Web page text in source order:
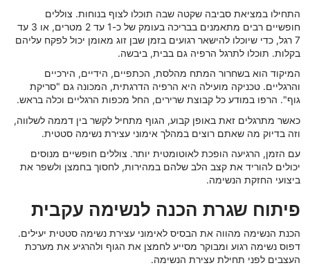
התחילו במציאת סביבה שקטה שבה תוכלו לצוף בנוחות. צוללים
חופשיים רבים מתאמנים בבריכה בעומק של כ-1 עד 2 מטרים, או 3 עד
7 רגל, כדי שיוכלו להישאר רגועים בזמן שבן זוג מאומן יכול לפקח עליהם
בקלות. תוכלו לתרגל הרפיה גם בבית, ביבשה.
המיקוד הוא בשחרור המתח מהלסת, הכתפיים, הידיים, הירכיים
והרגליים. טכניקה מועילה היא הרפיה הדרגתית, המכונה גם "סריקת
גוף". הרפו במודע כל קבוצת שרירים, החל מכפות הרגליים וכלה בראש.
כאשר מתרגלים זאת באופן קבוע, הגוף מתחיל לקשר בין דממה לשלווה,
וזה בדיוק מה שאתם רוצים במהלך אימוני עצירת נשימה סטטית.
עם הזמן, הרגיעה הופכת לאוטומטית יותר. צוללים חופשיים מנוסים
יכולים להוריד את קצב הלב שלהם במהירות, לחסוך בחמצן ולשפר את
ביצועי החזקת הנשימה.
פיתוח שגרת הכנה לנשימה עקבית
הכנת הנשימה מהווה את הבסיס לאימוני עצירת נשימה סטטית יעילים.
דפוס נשימה רגוע ומבוקר מסייע לחמצן את הגוף ולהרגיע את מערכת
העצבים לפני תחילת עצירת הנשימה.